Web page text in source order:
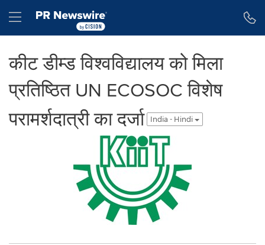
Hamburger menu
कीट डीम्ड विश्वविद्यालय को मिला
प्रतिष्ठित UN ECOSOC विशेष
परामर्शदात्री का दर्जा
India - Hindi